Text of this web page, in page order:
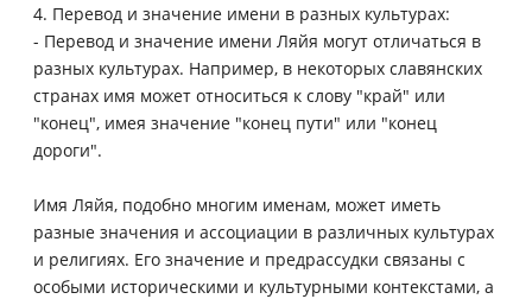
4. Перевод и значение имени в разных культурах:
- Перевод и значение имени Ляйя могут отличаться в
разных культурах. Например, в некоторых славянских
странах имя может относиться к слову "край" или
"конец", имея значение "конец пути" или "конец
дороги".
Имя Ляйя, подобно многим именам, может иметь
разные значения и ассоциации в различных культурах
и религиях. Его значение и предрассудки связаны с
особыми историческими и культурными контекстами, а